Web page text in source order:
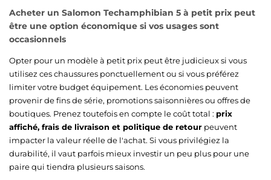
Acheter un Salomon Techamphibian 5 à petit prix peut
être une option économique si vos usages sont
occasionnels
Opter pour un modèle à petit prix peut être judicieux si vous
utilisez ces chaussures ponctuellement ou si vous préférez
limiter votre budget équipement. Les économies peuvent
provenir de fins de série, promotions saisonnières ou offres de
boutiques. Prenez toutefois en compte le coût total : prix
affiché, frais de livraison et politique de retour peuvent
impacter la valeur réelle de l'achat. Si vous privilégiez la
durabilité, il vaut parfois mieux investir un peu plus pour une
paire qui tiendra plusieurs saisons.